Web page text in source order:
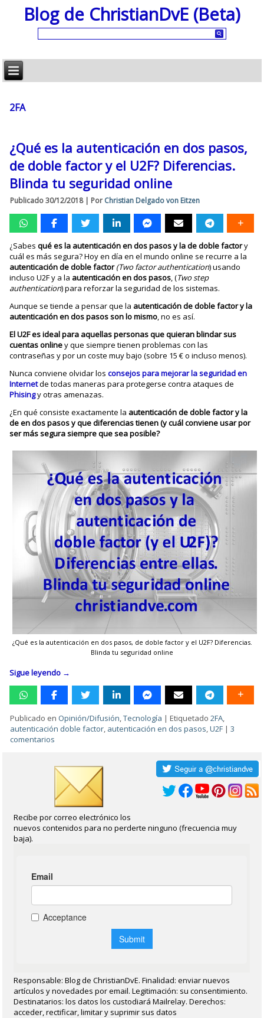
Blog de ChristianDvE (Beta)
2FA
¿Qué es la autenticación en dos pasos,
de doble factor y el U2F? Diferencias.
Blinda tu seguridad online
Publicado 30/12/2018| Por Christian Delgado von Eitzen
¿Sabesqué es la autenticación en dos pasos y la de doble factory
cuál es más segura? Hoy en día en el mundo online se recurre a la
autenticación de doble factor(Two factor authentication) usando
incluso U2F y a la autenticación en dos pasos, (Two step
authentication) para reforzar la seguridad de los sistemas.
Aunque se tiende a pensar que la autenticación de doble factor y la
autenticación en dos pasos son lo mismo, no es así.
El U2F es ideal para aquellas personas que quieran blindar sus
cuentas onliney que siempre tienen problemas con las
contraseñas y por un coste muy bajo (sobre 15 € o incluso menos).
Nunca conviene olvidar losconsejos para mejorar la seguridad en
Internetde todas maneras para protegerse contra ataques de
Phisingy otras amenazas.
¿En qué consiste exactamente la autenticación de doble factor y la
de en dos pasos y que diferencias tienen (y cuál conviene usar por
ser más segura siempre que sea posible?
¿Qué es la autenticación en dos pasos, de doble factor y el U2F? Diferencias.
Blinda tu seguridad online
Sigue leyendo →
Publicado en Opinión/Difusión ,Tecnología |Etiquetado 2FA
autenticación doble factor autenticación en dos pasos ,U2F |3
comentarios
Recibe por correo electrónico los
nuevos contenidos para no perderte ninguno (frecuencia muy
baja).
Responsable: Blog de ChristianDvE. Finalidad: enviar nuevos
artículos y novedades por email. Legitimación: su consentimiento.
Destinatarios: los datos los custodiará Mailrelay. Derechos:
acceder, rectificar, limitar y suprimir sus datos